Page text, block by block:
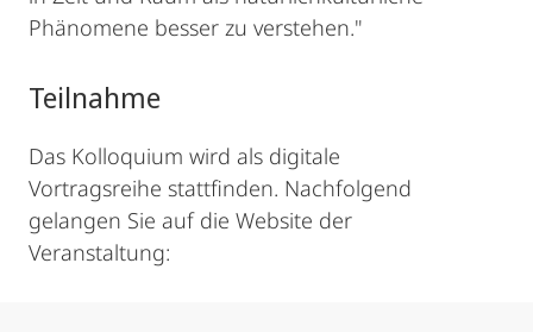
Phänomene besser zu verstehen."
Teilnahme
Das Kolloquium wird als digitale
Vortragsreihe stattfinden. Nachfolgend
gelangen Sie auf die Website der
Veranstaltung: